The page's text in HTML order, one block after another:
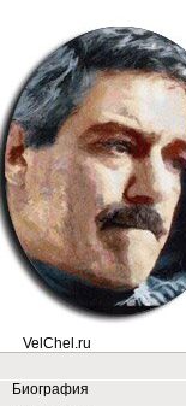
VelChel.ru
Биография